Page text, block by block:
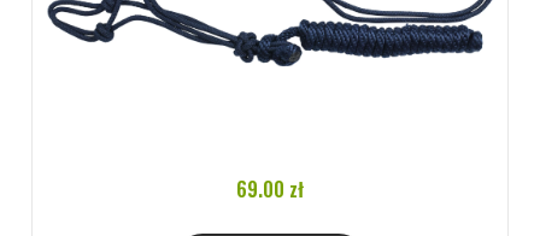
69.00 zł